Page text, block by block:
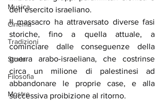
Musica
Cinema
Tradizioni
Storia
Filosofia
Mostre
dell’esercito israeliano.
Il massacro ha attraversato diverse fasi
storiche, fino a quella attuale, a
cominciare dalle conseguenze della
guerra arabo-israeliana, che costrinse
circa un milione di palestinesi ad
abbandonare le proprie case, e alla
successiva proibizione al ritorno.